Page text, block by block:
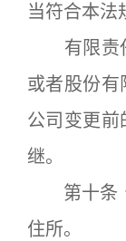
当符合本法
有限责任
或者股份有
公司变更前
继。
第十条
住所。